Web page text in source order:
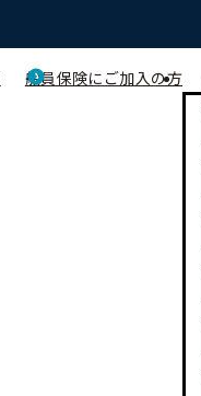
船員保険にご加入の方